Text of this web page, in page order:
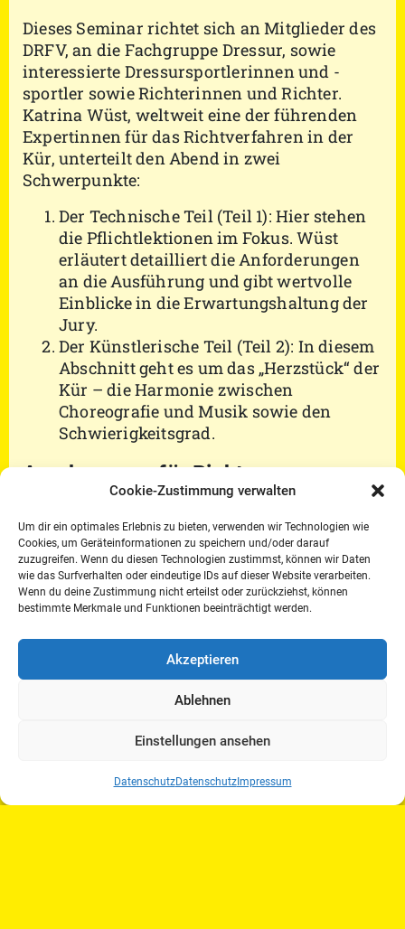
Cookie-Zustimmung verwalten
Um dir ein optimales Erlebnis zu bieten, verwenden wir Technologien wie
Cookies, um Geräteinformationen zu speichern und/oder darauf
zuzugreifen. Wenn du diesen Technologien zustimmst, können wir Daten
wie das Surfverhalten oder eindeutige IDs auf dieser Website verarbeiten.
Wenn du deine Zustimmung nicht erteilst oder zurückziehst, können
bestimmte Merkmale und Funktionen beeinträchtigt werden.
Akzeptieren
Ablehnen
Einstellungen ansehen
DatenschutzDatenschutzImpressum
Dieses Seminar richtet sich an Mitglieder des
DRFV, an die Fachgruppe Dressur, sowie
interessierte Dressursportlerinnen und -
sportler sowie Richterinnen und Richter.
Katrina Wüst, weltweit eine der führenden
Expertinnen für das Richtverfahren in der
Kür, unterteilt den Abend in zwei
Schwerpunkte:
Der Technische Teil (Teil 1): Hier stehen
die Pflichtlektionen im Fokus. Wüst
erläutert detailliert die Anforderungen
an die Ausführung und gibt wertvolle
Einblicke in die Erwartungshaltung der
Jury.
Der Künstlerische Teil (Teil 2): In diesem
Abschnitt geht es um das „Herzstück“ der
Kür – die Harmonie zwischen
Choreografie und Musik sowie den
Schwierigkeitsgrad.
Anerkennung für Richter
Besonders interessant für Offizielle: Das
Seminar ist als Richterfortbildung (Dressur)
anerkannt. Damit bietet der DRFV eine
effiziente Möglichkeit, hochkarätiges
Fachwissen bequem von zu Hause aus zu
Fortbildungseinheiten zu sammeln.
Uhrzeit: 19:30 Uhr
Anmeldung)
Referentin: Katrina Wüst